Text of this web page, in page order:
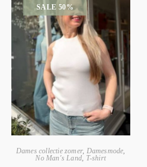
SALE 50%
Dames collectie zomer, Damesmode
No Man's Land T-shirt